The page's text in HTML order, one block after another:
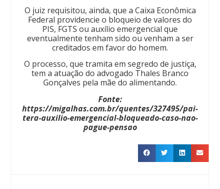
O juiz requisitou, ainda, que a Caixa Econômica
Federal providencie o bloqueio de valores do
PIS, FGTS ou auxílio emergencial que
eventualmente tenham sido ou venham a ser
creditados em favor do homem.
O processo, que tramita em segredo de justiça,
tem a atuação do advogado Thales Branco
Gonçalves pela mãe do alimentando.
Fonte:
https://migalhas.com.br/quentes/327495/pai-
tera-auxilio-emergencial-bloqueado-caso-nao-
pague-pensao